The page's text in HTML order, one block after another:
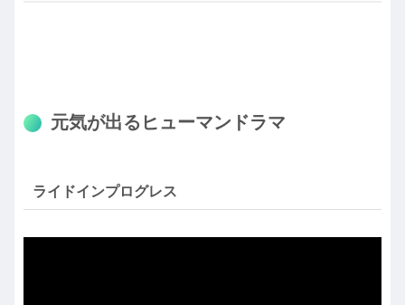
元気が出るヒューマンドラマ
ライドインプログレス